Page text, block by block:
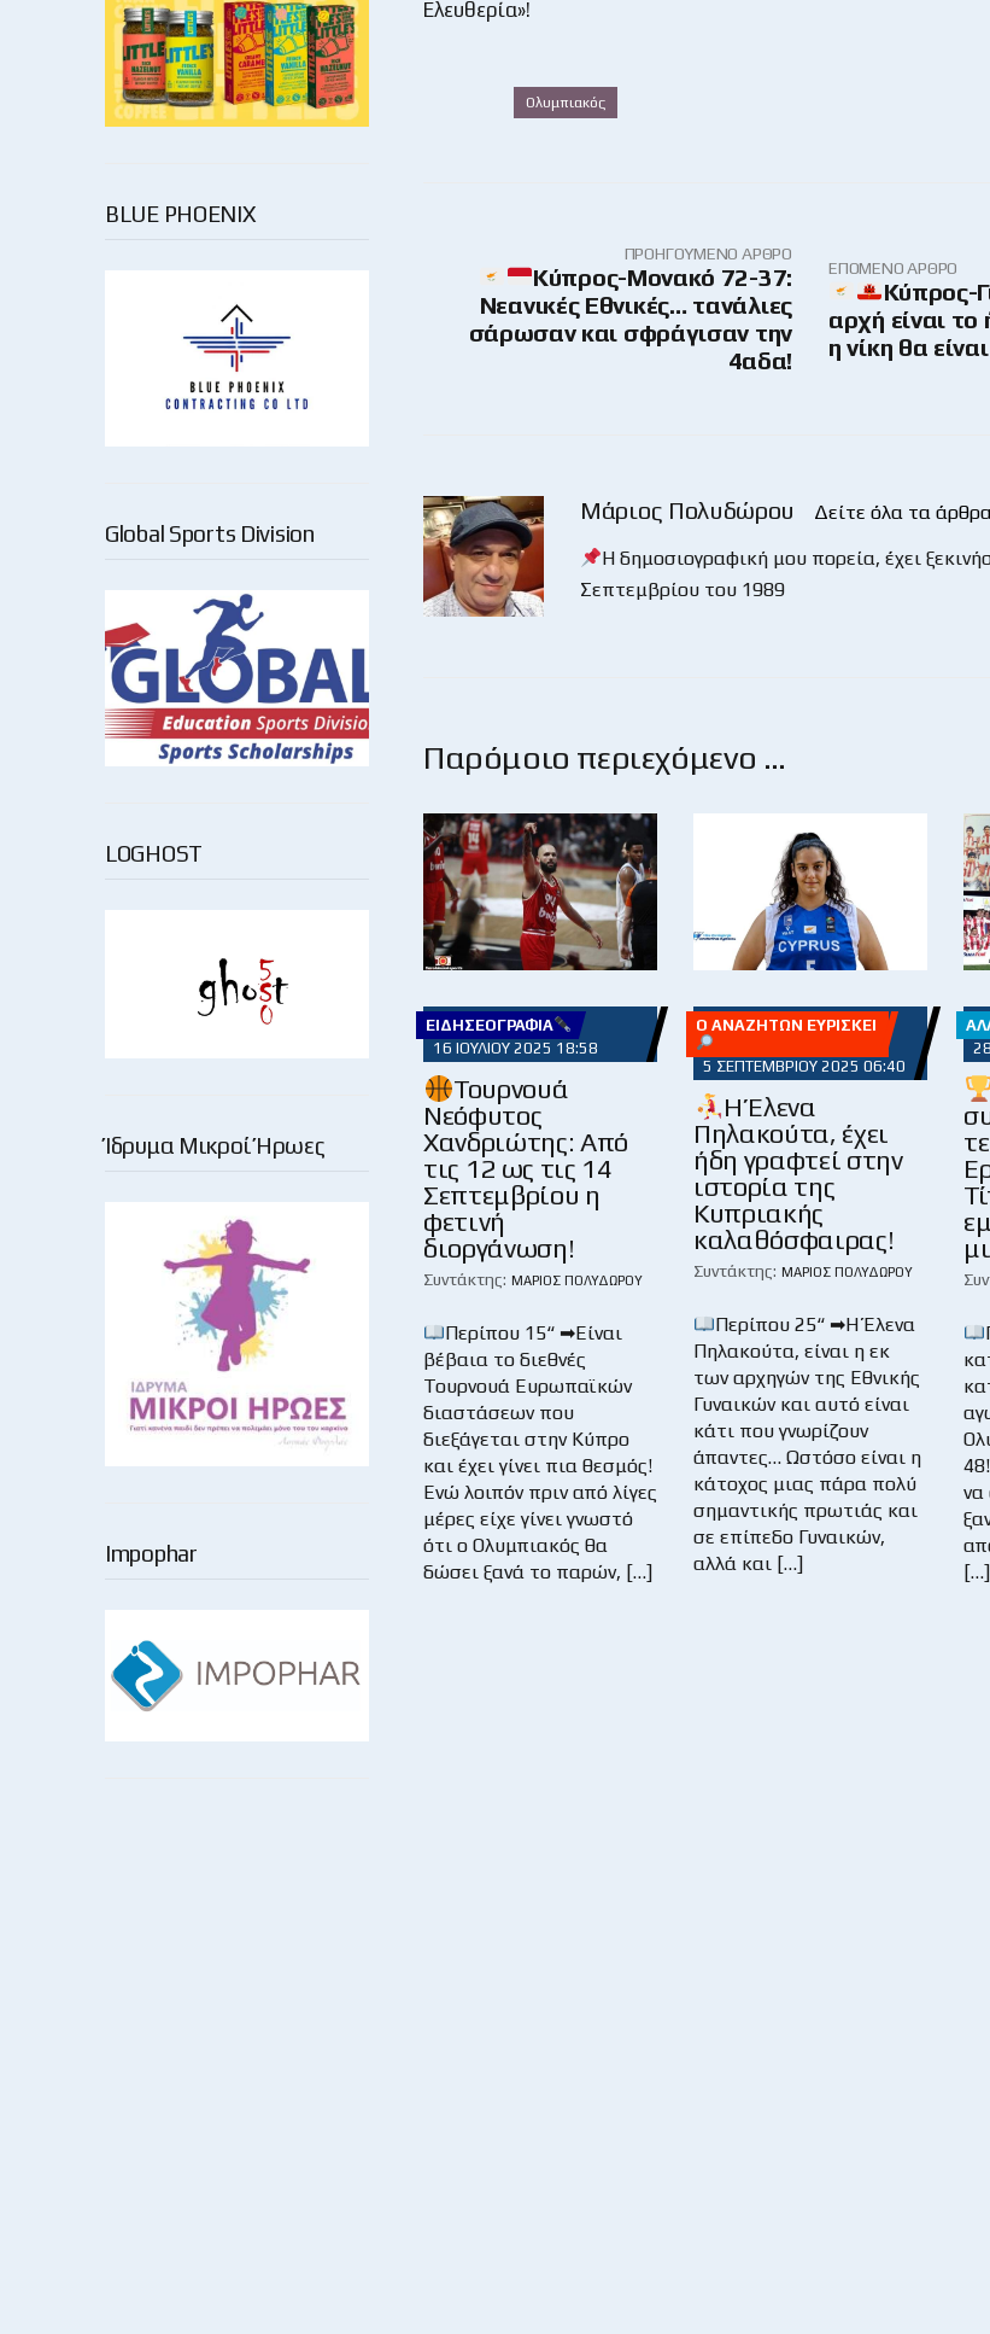
BLUE PHOENIX
Global Sports Division
LOGHOST
Ίδρυμα Μικροί Ήρωες
Impophar
Ελευθερία»!
Ολυμπιακός
ΠΡΟΗΓΟΎΜΕΝΟ ΆΡΘΡΟ
Κύπρος-Μονακό 72-37:
Νεανικές Εθνικές… τανάλιες
σάρωσαν και σφράγισαν την
4αδα!
ΕΠΌΜΕΝΟ ΆΡΘΡΟ
Κύπρος-
αρχή είναι
η νίκη θα
Μάριος Πολυδώρου
Δείτε όλα τα
Η δημοσιογραφική μου πορεία, έχει
Σεπτεμβρίου του 1989
Παρόμοιο περιεχόμενο …
ΕΙΔΗΣΕΟΓΡΑΦΊΑ
16 ΙΟΥΛΊΟΥ 2025 18:58
Τουρνουά
Νεόφυτος
Χανδριώτης: Από
τις 12 ως τις 14
Σεπτεμβρίου η
φετινή
διοργάνωση!
Συντάκτης: ΜΆΡΙΟΣ ΠΟΛΥΔΏΡΟΥ
Περίπου 15“ ➡Είναι
βέβαια το διεθνές
Τουρνουά Ευρωπαϊκών
διαστάσεων που
διεξάγεται στην Κύπρο
και έχει γίνει πια θεσμός!
Ενώ λοιπόν πριν από λίγες
μέρες είχε γίνει γνωστό
ότι ο Ολυμπιακός θα
δώσει ξανά το παρών, […]
Ο ΑΝΑΖΗΤΏΝ ΕΥΡΊΣΚΕΙ
5 ΣΕΠΤΕΜΒΡΊΟΥ 2025 06:40
Η Έλενα
Πηλακούτα, έχει
ήδη γραφτεί στην
ιστορία της
Κυπριακής
καλαθόσφαιρας!
Συντάκτης: ΜΆΡΙΟΣ ΠΟΛΥΔΏΡΟΥ
Περίπου 25“ ➡Η Έλενα
Πηλακούτα, είναι η εκ
των αρχηγών της Εθνικής
Γυναικών και αυτό είναι
κάτι που γνωρίζουν
άπαντες… Ωστόσο είναι η
κάτοχος μιας πάρα πολύ
σημαντικής πρωτιάς και
σε επίπεδο Γυναικών,
αλλά και […]
να
[…]